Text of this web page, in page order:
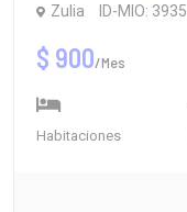
Zulia ID-MIO: 3935
$ 900/Mes
Habitaciones